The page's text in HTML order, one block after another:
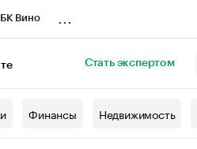
Вино
Стать экспертом
Финансы Недвижимость